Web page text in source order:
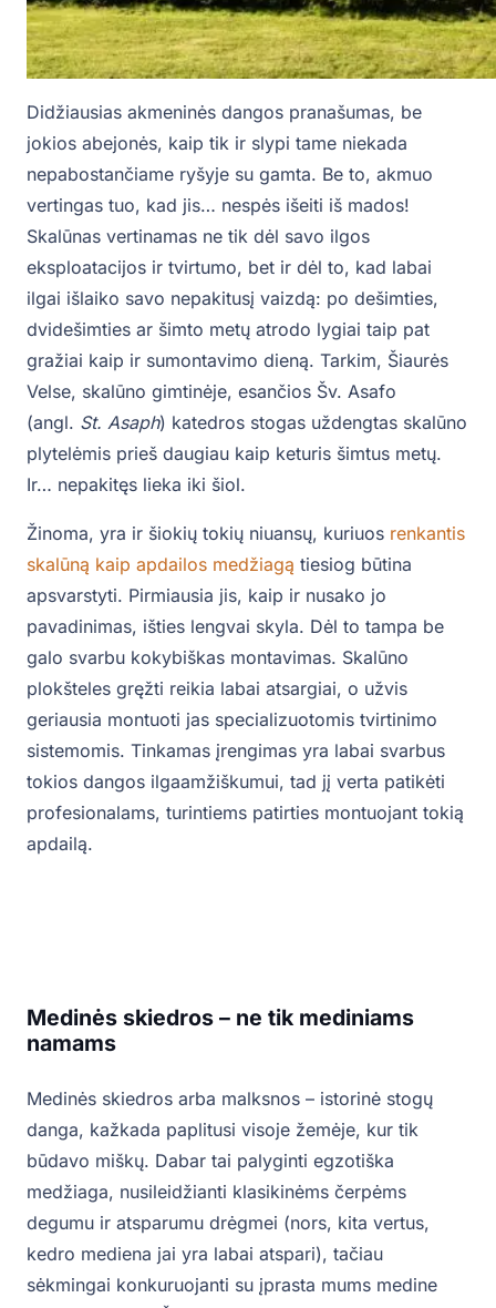
Didžiausias akmeninės dangos pranašumas, be
jokios abejonės, kaip tik ir slypi tame niekada
nepabostančiame ryšyje su gamta. Be to, akmuo
vertingas tuo, kad jis… nespės išeiti iš mados!
Skalūnas vertinamas ne tik dėl savo ilgos
eksploatacijos ir tvirtumo, bet ir dėl to, kad labai
ilgai išlaiko savo nepakitusį vaizdą: po dešimties,
dvidešimties ar šimto metų atrodo lygiai taip pat
gražiai kaip ir sumontavimo dieną. Tarkim, Šiaurės
Velse, skalūno gimtinėje, esančios Šv. Asafo
(angl. St. Asaph) katedros stogas uždengtas skalūno
plytelėmis prieš daugiau kaip keturis šimtus metų.
Ir… nepakitęs lieka iki šiol.
Žinoma, yra ir šiokių tokių niuansų, kuriuos renkantis
skalūną kaip apdailos medžiagą tiesiog būtina
apsvarstyti. Pirmiausia jis, kaip ir nusako jo
pavadinimas, išties lengvai skyla. Dėl to tampa be
galo svarbu kokybiškas montavimas. Skalūno
plokšteles gręžti reikia labai atsargiai, o užvis
geriausia montuoti jas specializuotomis tvirtinimo
sistemomis. Tinkamas įrengimas yra labai svarbus
tokios dangos ilgaamžiškumui, tad jį verta patikėti
profesionalams, turintiems patirties montuojant tokią
apdailą.
Medinės skiedros – ne tik mediniams
namams
Medinės skiedros arba malksnos – istorinė stogų
danga, kažkada paplitusi visoje žemėje, kur tik
būdavo miškų. Dabar tai palyginti egzotiška
medžiaga, nusileidžianti klasikinėms čerpėms
degumu ir atsparumu drėgmei (nors, kita vertus,
kedro mediena jai yra labai atspari), tačiau
sėkmingai konkuruojanti su įprasta mums medine